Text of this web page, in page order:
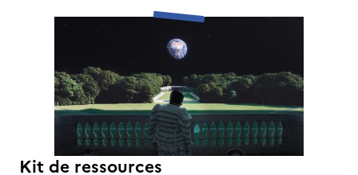
Kit de ressources